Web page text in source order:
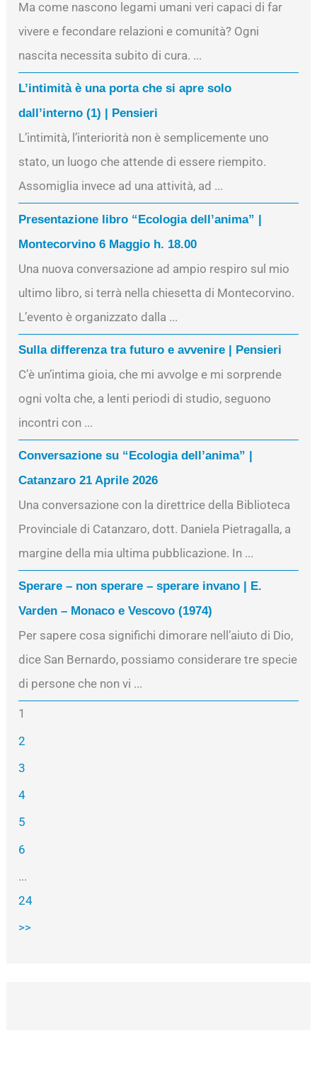
Ma come nascono legami umani veri capaci di far
vivere e fecondare relazioni e comunità? Ogni
nascita necessita subito di cura. ...
L’intimità è una porta che si apre solo
dall’interno (1) | Pensieri
L’intimità, l’interiorità non è semplicemente uno
stato, un luogo che attende di essere riempito.
Assomiglia invece ad una attività, ad ...
Presentazione libro “Ecologia dell’anima” |
Montecorvino 6 Maggio h. 18.00
Una nuova conversazione ad ampio respiro sul mio
ultimo libro, si terrà nella chiesetta di Montecorvino.
L’evento è organizzato dalla ...
Sulla differenza tra futuro e avvenire | Pensieri
C’è un’intima gioia, che mi avvolge e mi sorprende
ogni volta che, a lenti periodi di studio, seguono
incontri con ...
Conversazione su “Ecologia dell’anima” |
Catanzaro 21 Aprile 2026
Una conversazione con la direttrice della Biblioteca
Provinciale di Catanzaro, dott. Daniela Pietragalla, a
margine della mia ultima pubblicazione. In ...
Sperare – non sperare – sperare invano | E.
Varden – Monaco e Vescovo (1974)
Per sapere cosa significhi dimorare nell’aiuto di Dio,
dice San Bernardo, possiamo considerare tre specie
di persone che non vi ...
1
2
3
4
5
6
...
24
>>